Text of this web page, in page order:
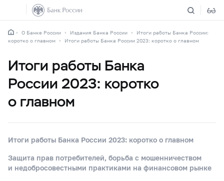
О Банке России Издания Банка России
Итоги работы Банка России:
коротко о главном
Итоги работы Банка России 2023: коротко о главном
Итоги работы Банка
России 2023: коротко
о главном
Итоги работы Банка России 2023: коротко о главном
Защита прав потребителей, борьба с мошенничеством
и недобросовестными практиками на финансовом рынке